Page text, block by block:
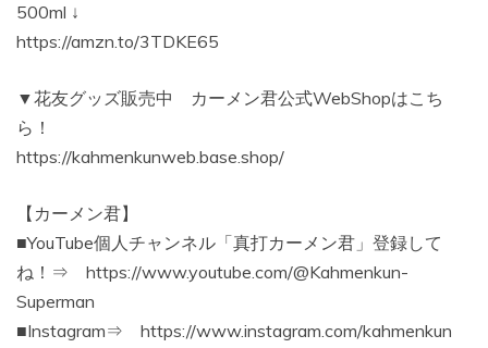
500ml ↓
https://amzn.to/3TDKE65
▼花友グッズ販売中 カーメン君公式WebShopはこち
ら！
https://kahmenkunweb.base.shop/
【カーメン君】
■YouTube個人チャンネル「真打カーメン君」登録して
ね！⇒ https://www.youtube.com/@Kahmenkun-
Superman
■Instagram⇒ https://www.instagram.com/kahmenkun